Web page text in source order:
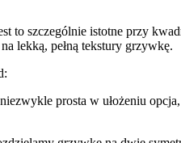
to szczególnie istotne przy
lekką, pełną tekstury grzywkę.
prosta w ułożeniu